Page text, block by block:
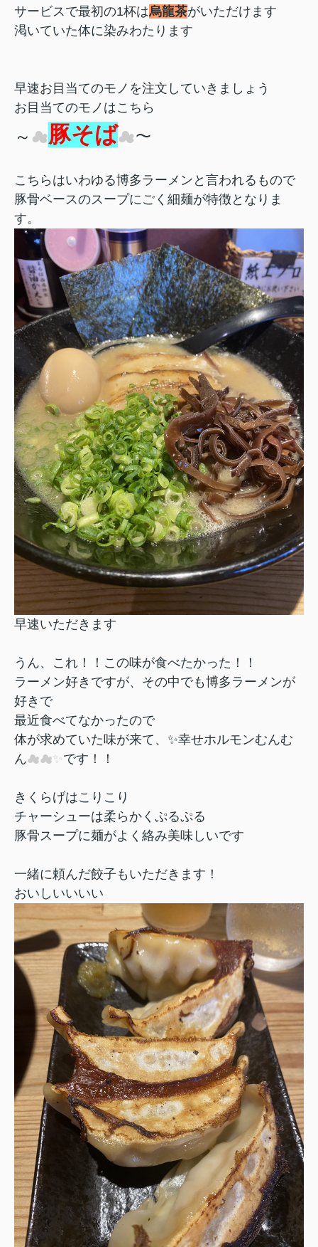
サービスで最初の1杯は烏龍茶がいただけます
渇いていた体に染みわたります
早速お目当てのモノを注文していきましょう
お目当てのモノはこちら
～ ☁豚そば☁～
こちらはいわゆる博多ラーメンと言われるもので
豚骨ベースのスープにごく細麺が特徴となりま
す。
早速いただきます
うん、これ！！この味が食べたかった！！
ラーメン好きですが、その中でも博多ラーメンが
好きで
最近食べてなかったので
体が求めていた味が来て、✨幸せホルモンむんむ
ん☁☁✨ です！！
きくらげはこりこり
チャーシューは柔らかくぷるぷる
豚骨スープに麺がよく絡み美味しいです
一緒に頼んだ餃子もいただきます！
おいしいいいい